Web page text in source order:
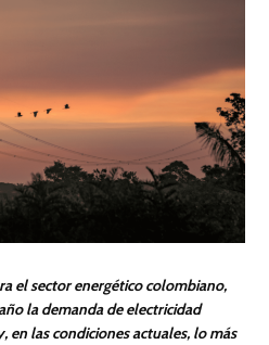
el sector energético colombiano,
la demanda de electricidad
en las condiciones actuales, lo más